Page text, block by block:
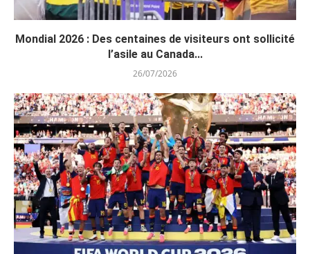
Mondial 2026 : Des centaines de visiteurs ont sollicité
l’asile au Canada...
26/07/2026